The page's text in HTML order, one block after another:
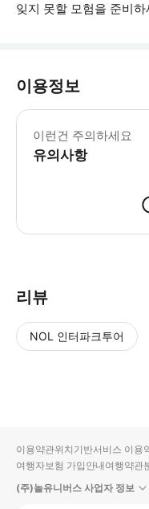
잊지 못할 모험을 준비하
이용정보
이런건 주의하세요
유의사항
리뷰
NOL 인터파크투어
입니
다.
순
상
이용약관위치기반서비스 이용
여행자보험 가입안내여행약관
(주)놀유니버스 사업자 정보